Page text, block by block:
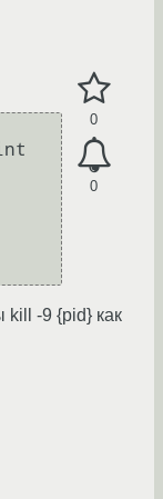
0
0
kill -9 {pid} как